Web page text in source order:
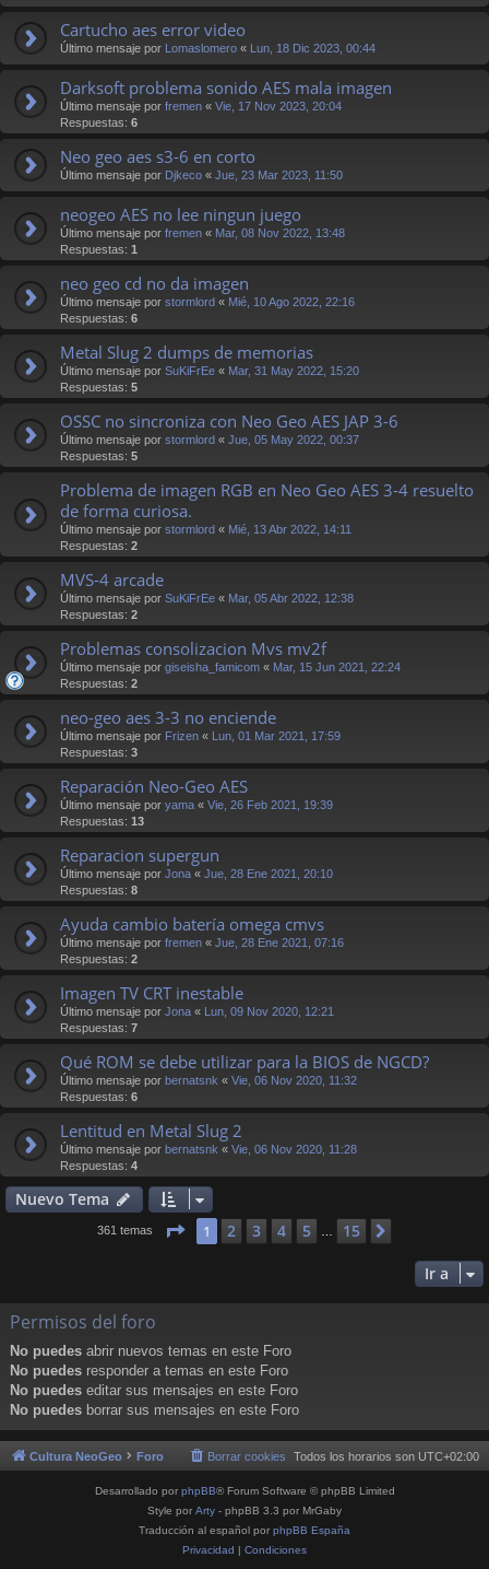
Cartucho aes error video
Último mensaje por Lomaslomero « Lun, 18 Dic 2023, 00:44
Darksoft problema sonido AES mala imagen
Último mensaje por fremen « Vie, 17 Nov 2023, 20:04
Respuestas: 6
Neo geo aes s3-6 en corto
Último mensaje por Djkeco « Jue, 23 Mar 2023, 11:50
neogeo AES no lee ningun juego
Último mensaje por fremen « Mar, 08 Nov 2022, 13:48
Respuestas: 1
neo geo cd no da imagen
Último mensaje por stormlord « Mié, 10 Ago 2022, 22:16
Respuestas: 6
Metal Slug 2 dumps de memorias
Último mensaje por SuKiFrEe « Mar, 31 May 2022, 15:20
Respuestas: 5
OSSC no sincroniza con Neo Geo AES JAP 3-6
Último mensaje por stormlord « Jue, 05 May 2022, 00:37
Respuestas: 5
Problema de imagen RGB en Neo Geo AES 3-4 resuelto
de forma curiosa.
Último mensaje por stormlord « Mié, 13 Abr 2022, 14:11
Respuestas: 2
MVS-4 arcade
Último mensaje por SuKiFrEe « Mar, 05 Abr 2022, 12:38
Respuestas: 2
Problemas consolizacion Mvs mv2f
Último mensaje por giseisha_famicom « Mar, 15 Jun 2021, 22:24
Respuestas: 2
neo-geo aes 3-3 no enciende
Último mensaje por Frizen « Lun, 01 Mar 2021, 17:59
Respuestas: 3
Reparación Neo-Geo AES
Último mensaje por yama « Vie, 26 Feb 2021, 19:39
Respuestas: 13
Reparacion supergun
Último mensaje por Jona « Jue, 28 Ene 2021, 20:10
Respuestas: 8
Ayuda cambio batería omega cmvs
Último mensaje por fremen « Jue, 28 Ene 2021, 07:16
Respuestas: 2
Imagen TV CRT inestable
Último mensaje por Jona « Lun, 09 Nov 2020, 12:21
Respuestas: 7
Qué ROM se debe utilizar para la BIOS de NGCD?
Último mensaje por bernatsnk « Vie, 06 Nov 2020, 11:32
Respuestas: 6
Lentitud en Metal Slug 2
Último mensaje por bernatsnk « Vie, 06 Nov 2020, 11:28
Respuestas: 4
Nuevo Tema
361 temas Página de 15
1 2 3 4 5 15
Ir a
Permisos del foro
No puedes abrir nuevos temas en este Foro
No puedes responder a temas en este Foro
No puedes editar sus mensajes en este Foro
No puedes borrar sus mensajes en este Foro
Cultura NeoGeo Foro Todos los horarios son UTC+02:00
Borrar cookies
Desarrollado por phpBB® Forum Software © phpBB Limited
Style por Arty - phpBB 3.3 por MrGaby
Traducción al español por phpBB España
Privacidad | Condiciones